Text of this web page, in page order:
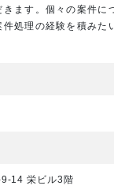
ます。個々の案件に
件処理の経験を積みた
14 栄ビル3階